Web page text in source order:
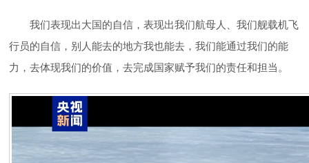
我们表现出大国的自信，表现出我们航母人、我们舰载机飞
行员的自信，别人能去的地方我也能去，我们能通过我们的能
力，去体现我们的价值，去完成国家赋予我们的责任和担当。